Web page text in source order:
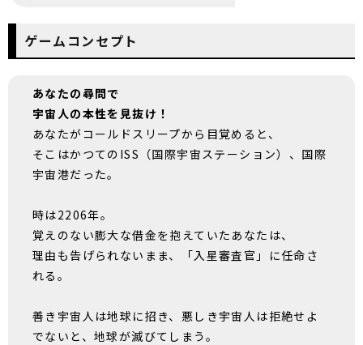
ゲームコンセプト
あなたの尋問で
宇宙人の本性を見抜け！
あなたがコールドスリープから目覚めると、
そこはかつてのISS（国際宇宙ステーション）、国際
宇宙港だった。
時は2206年。
覚えのない膨大な借金を抱えていたあなたは、
理由も告げられないまま、「入星審査官」に任命さ
れる。
善き宇宙人は地球に招き、悪しき宇宙人は拒絶せよ――
でないと、地球が滅びてしまう。